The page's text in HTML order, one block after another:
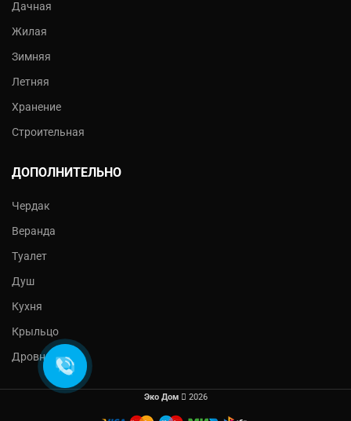
Дачная
Жилая
Зимняя
Летняя
Хранение
Строительная
ДОПОЛНИТЕЛЬНО
Чердак
Веранда
Туалет
Душ
Кухня
Крыльцо
Дровник
Эко Дом 2026